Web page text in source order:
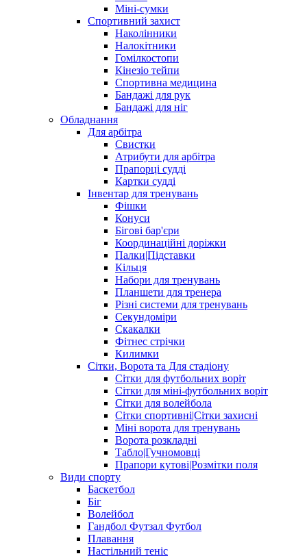
Міні-сумки
Спортивний захист
Наколінники
Налокітники
Гомілкостопи
Кінезіо тейпи
Спортивна медицина
Бандажі для рук
Бандажі для ніг
Обладнання
Для арбітра
Свистки
Атрибути для арбітра
Прапорці судді
Картки судді
Інвентар для тренувань
Фішки
Конуси
Бігові бар'єри
Координаційні доріжки
Палки|Підставки
Кільця
Набори для тренувань
Планшети для тренера
Різні системи для тренувань
Секундоміри
Скакалки
Фітнес стрічки
Килимки
Сітки, Ворота та Для стадіону
Сітки для футбольних воріт
Сітки для міні-футбольних воріт
Сітки для волейбола
Сітки спортивні|Cітки захисні
Міні ворота для тренувань
Ворота розкладні
Табло|Гучномовці
Прапори кутові|Розмітки поля
Види спорту
Баскетбол
Біг
Волейбол
Гандбол Футзал Футбол
Плавання
Настільний теніс